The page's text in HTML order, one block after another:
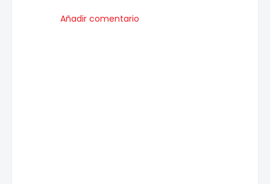
Añadir comentario